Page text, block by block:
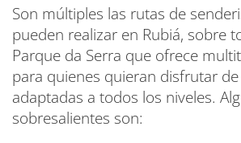
Son múltiples las rutas de
pueden realizar en Rubiá, sobre
Parque da Serra que ofrece
para quienes quieran disfrutar
adaptadas a todos los niveles.
sobresalientes son: